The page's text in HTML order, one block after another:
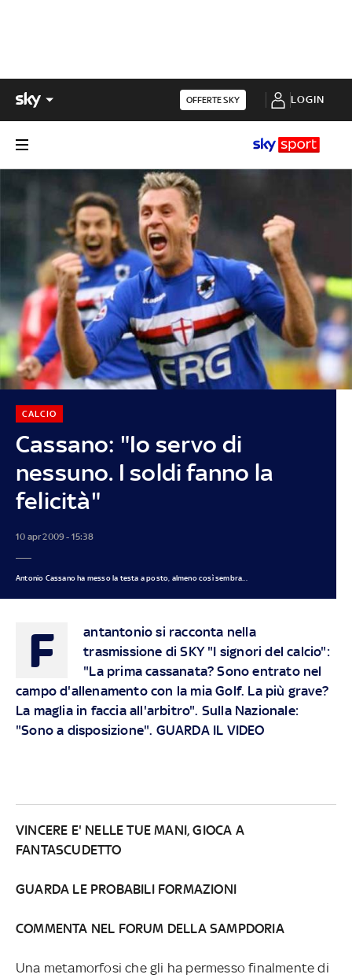
OFFERTE SKY LOGIN
Cassano: "Io servo di
nessuno. I soldi fanno la
felicità"
CALCIO
10 apr 2009 - 15:38
Antonio Cassano ha messo la testa a posto, almeno così sembra...
F
antantonio si racconta nella
trasmissione di SKY "I signori del calcio":
"La prima cassanata? Sono entrato nel
campo d'allenamento con la mia Golf. La più grave?
La maglia in faccia all'arbitro". Sulla Nazionale:
"Sono a disposizione". GUARDA IL VIDEO
VINCERE E' NELLE TUE MANI, GIOCA A
FANTASCUDETTO
GUARDA LE PROBABILI FORMAZIONI
COMMENTA NEL FORUM DELLA SAMPDORIA
Una metamorfosi che gli ha permesso finalmente di